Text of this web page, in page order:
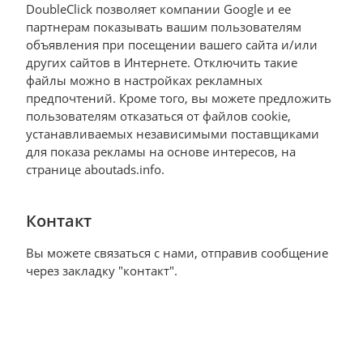
DoubleClick позволяет компании Google и ее
партнерам показывать вашим пользователям
объявления при посещении вашего сайта и/или
других сайтов в Интернете. Отключить такие
файлы можно в настройках рекламных
предпочтений. Кроме того, вы можете предложить
пользователям отказаться от файлов cookie,
устанавливаемых независимыми поставщиками
для показа рекламы на основе интересов, на
странице aboutads.info.
Контакт
Вы можете связаться с нами, отправив сообщение
через закладку "контакт".